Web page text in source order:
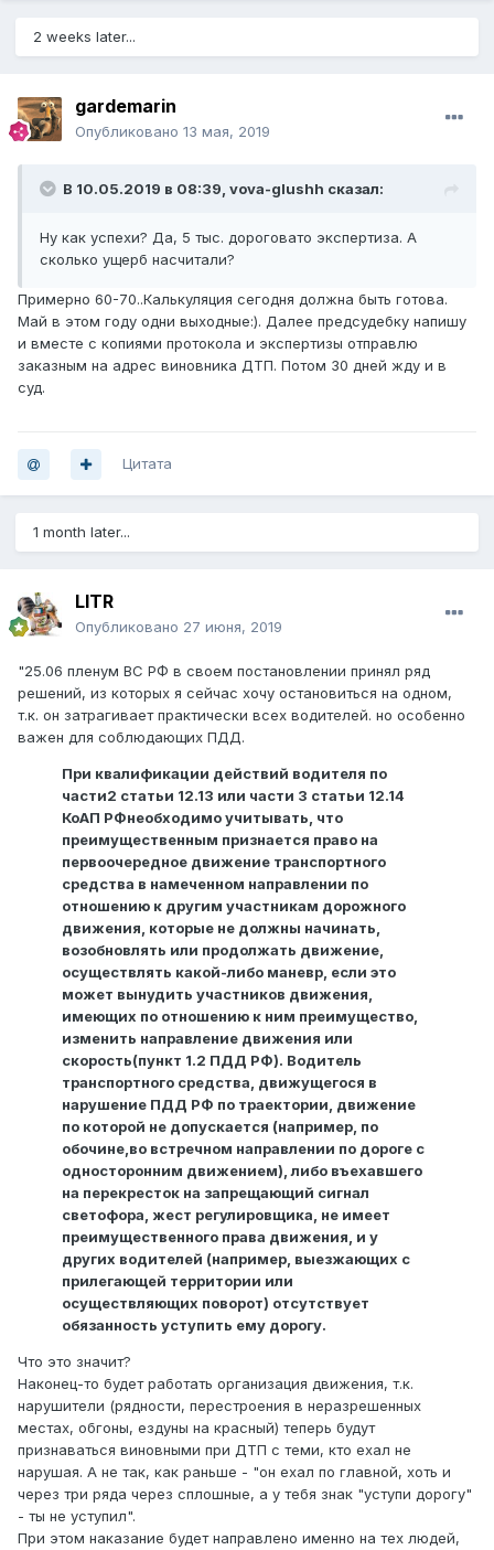
2 weeks later...
gardemarin
Опубликовано 13 мая, 2019
В 10.05.2019 в 08:39, vova-glushh сказал:
Ну как успехи? Да, 5 тыс. дороговато экспертиза. А
сколько ущерб насчитали?
Примерно 60-70..Калькуляция сегодня должна быть готова.
Май в этом году одни выходные:). Далее предсудебку напишу
и вместе с копиями протокола и экспертизы отправлю
заказным на адрес виновника ДТП. Потом 30 дней жду и в
суд.
Цитата
1 month later...
LITR
Опубликовано 27 июня, 2019
"25.06 пленум ВС РФ в своем постановлении принял ряд
решений, из которых я сейчас хочу остановиться на одном,
т.к. он затрагивает практически всех водителей. но особенно
важен для соблюдающих ПДД.
При квалификации действий водителя по
части2 статьи 12.13 или части 3 статьи 12.14
КоАП РФнеобходимо учитывать, что
преимущественным признается право на
первоочередное движение транспортного
средства в намеченном направлении по
отношению к другим участникам дорожного
движения, которые не должны начинать,
возобновлять или продолжать движение,
осуществлять какой-либо маневр, если это
может вынудить участников движения,
имеющих по отношению к ним преимущество,
изменить направление движения или
скорость(пункт 1.2 ПДД РФ). Водитель
транспортного средства, движущегося в
нарушение ПДД РФ по траектории, движение
по которой не допускается (например, по
обочине,во встречном направлении по дороге с
односторонним движением), либо въехавшего
на перекресток на запрещающий сигнал
светофора, жест регулировщика, не имеет
преимущественного права движения, и у
других водителей (например, выезжающих с
прилегающей территории или
осуществляющих поворот) отсутствует
обязанность уступить ему дорогу.
Что это значит?
Наконец-то будет работать организация движения, т.к.
нарушители (рядности, перестроения в неразрешенных
местах, обгоны, ездуны на красный) теперь будут
признаваться виновными при ДТП с теми, кто ехал не
нарушая. А не так, как раньше - "он ехал по главной, хоть и
через три ряда через сплошные, а у тебя знак "уступи дорогу"
- ты не уступил".
При этом наказание будет направлено именно на тех людей,